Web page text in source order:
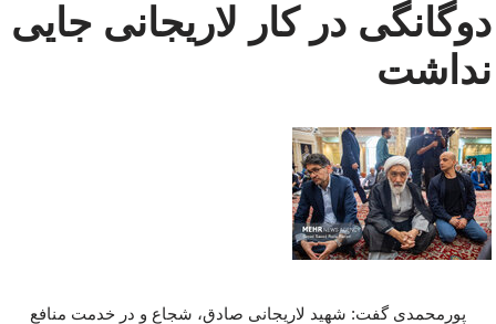
دوگانگی در کار لاریجانی جایی
نداشت
پورمحمدی گفت: شهید لاریجانی صادق، شجاع و در خدمت منافع